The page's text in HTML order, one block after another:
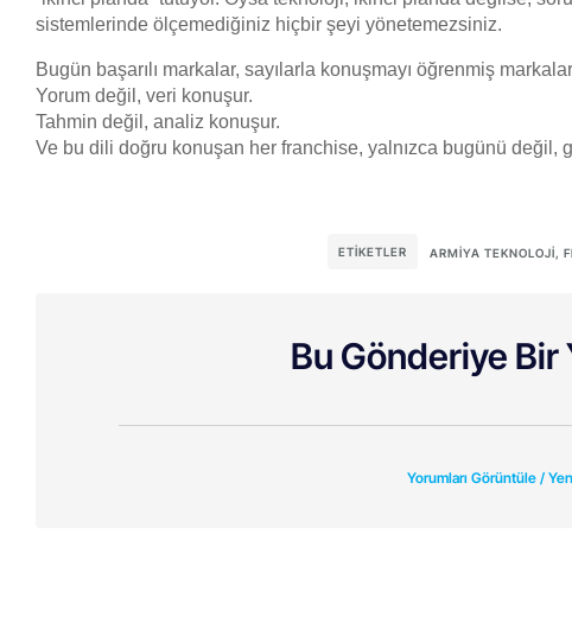
sistemlerinde ölçemediğiniz hiçbir şeyi yönetemezsiniz.
Bugün başarılı markalar, sayılarla konuşmayı öğrenmiş
Yorum değil, veri konuşur.
Tahmin değil, analiz konuşur.
Ve bu dili doğru konuşan her franchise, yalnızca bugünü değil,
ETIKETLER ARMIYA TEKNOLOJI,
Bu Gönderiye Bir
Yorumları Görüntüle /